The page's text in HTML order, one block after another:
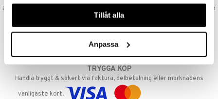
våra cookies vid fortsatt användande av vår webbplats.
Tillåt alla
Anpassa
Beställningar lagda före 14:00 (gäller varor i lager) skickas normalt ut från
oss samma dag.
GODKÄND AV LÄKEMEDELSVERKET
EU-logotypen är symbolen som visar att vi är godkända av
TRYGGA KÖP
Handla tryggt & säkert via faktura, delbetalning eller marknadens
vanligaste kort.